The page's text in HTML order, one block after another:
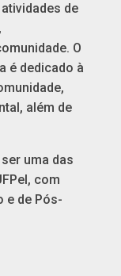
de
O
é dedicado à
além de
uma das
com
e de Pós-